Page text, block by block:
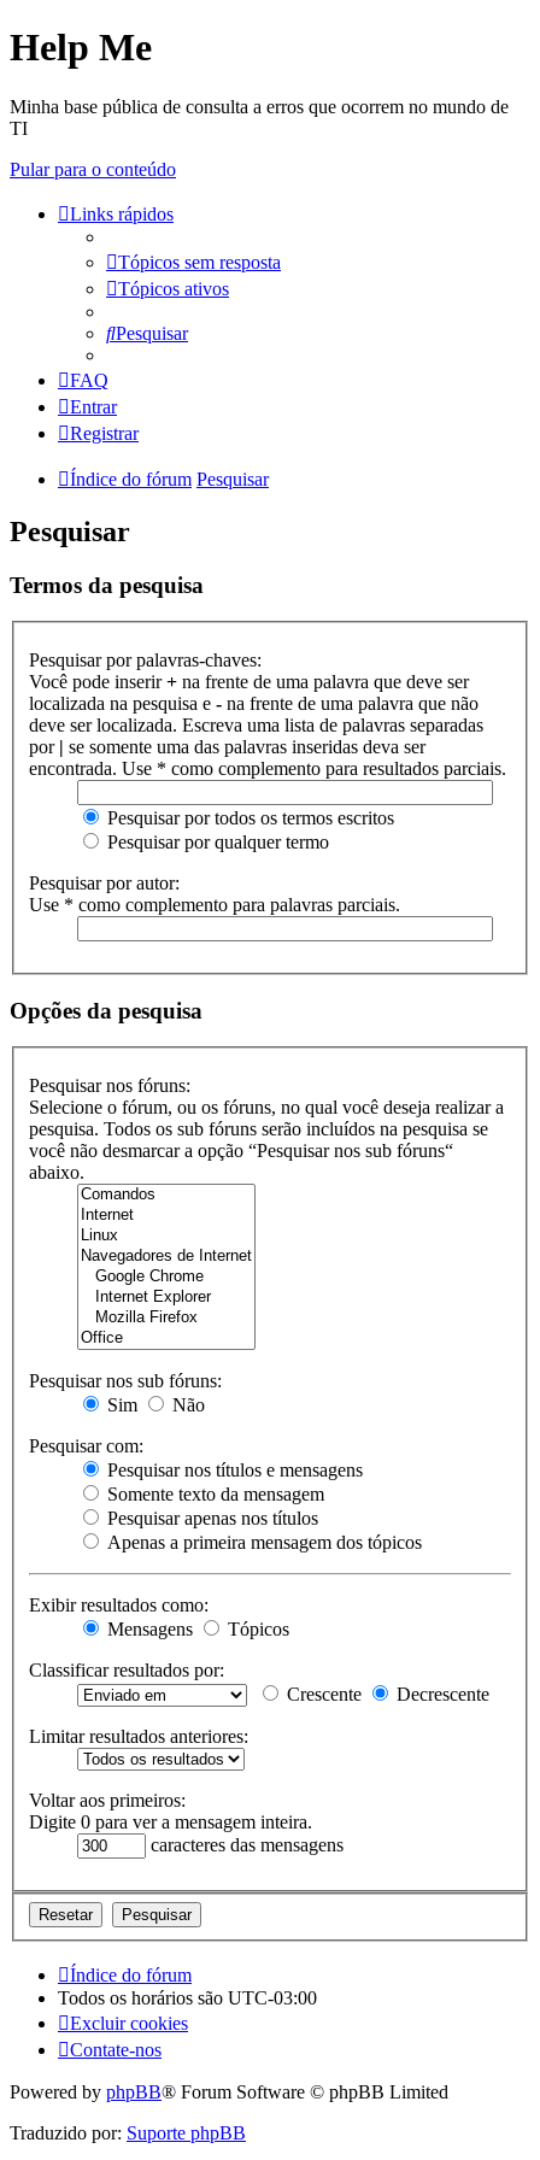
Help Me
Minha base pública de consulta a erros que ocorrem no mundo de
TI
Pular para o conteúdo
Links rápidos
Tópicos sem resposta
Tópicos ativos
Pesquisar
FAQ
Entrar
Registrar
Índice do fórum Pesquisar
Pesquisar
Termos da pesquisa
Pesquisar por palavras-chaves:
Você pode inserir+ na frente de uma palavra que deve ser
localizada na pesquisa e - na frente de uma palavra que não
deve ser localizada. Escreva uma lista de palavras separadas
por | se somente uma das palavras inseridas deva ser
encontrada. Use * como complemento para resultados parciais.
Pesquisar por todos os termos escritos
Pesquisar por qualquer termo
Pesquisar por autor:
Use * como complemento para palavras parciais.
Opções da pesquisa
Pesquisar nos fóruns:
Selecione o fórum, ou os fóruns, no qual você deseja realizar a
pesquisa. Todos os sub fóruns serão incluídos na pesquisa se
você não desmarcar a opção “Pesquisar nos sub fóruns“
abaixo.
Pesquisar nos sub fóruns:
Sim
Não
Pesquisar com:
Pesquisar nos títulos e mensagens
Somente texto da mensagem
Pesquisar apenas nos títulos
Apenas a primeira mensagem dos tópicos
Exibir resultados como:
Mensagens
Tópicos
Classificar resultados por:
Crescente
Decrescente
Limitar resultados anteriores:
Voltar aos primeiros:
Digite 0 para ver a mensagem inteira.
caracteres das mensagens
Índice do fórum
Todos os horários são UTC-03:00
Excluir cookies
Contate-nos
Powered by phpBB® Forum Software © phpBB Limited
Traduzido por: Suporte phpBB